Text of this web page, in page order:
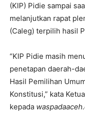
(KIP) Pidie sampai
melanjutkan rapat
(Caleg) terpilih hasil
“KIP Pidie masih
penetapan daerah-
Hasil Pemilihan
Konstitusi,” kata
kepada